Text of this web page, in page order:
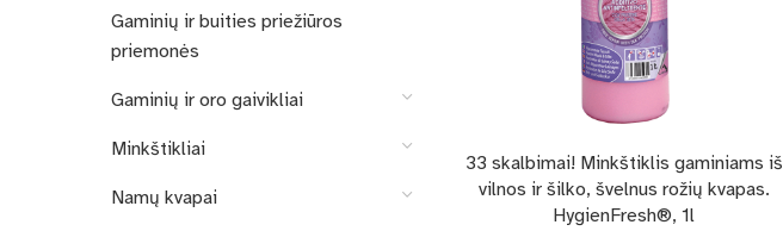
Gaminių ir buities priežiūros
priemonės
Gaminių ir oro gaivikliai
Minkštikliai
Namų kvapai
33 skalbimai! Minkštiklis gaminiams iš
vilnos ir šilko, švelnus rožių kvapas.
HygienFresh®, 1l